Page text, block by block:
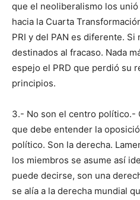
que el neoliberalismo los
hacia la Cuarta
PRI y del PAN es diferente.
destinados al fracaso. Nada
espejo el PRD que perdió su
principios.
3.- No son el centro político.-
que debe entender la
político. Son la derecha.
los miembros se asume así
puede decirse, son una
se alía a la derecha mundial